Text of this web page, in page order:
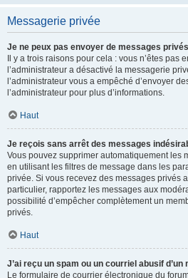
Messagerie privée
Je ne peux pas envoyer de messages
Il y a trois raisons pour cela : vous n’êtes pas
l’administrateur a désactivé la messagerie
l’administrateur vous a empêché d’envoyer
l’administrateur pour plus d’informations.
Haut
Je reçois sans arrêt des messages
Vous pouvez supprimer automatiquement les
en utilisant les filtres de message dans les
privée. Si vous recevez des messages privés
particulier, rapportez les messages aux
possibilité d’empêcher complètement un
privés.
Haut
J’ai reçu un spam ou un courriel abusif
Le formulaire de courrier électronique du